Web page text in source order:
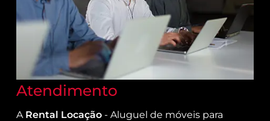
Atendimento
A Rental Locação - Aluguel de móveis para